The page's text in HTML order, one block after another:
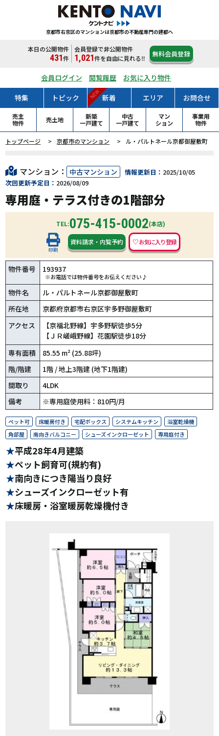
京都市右京区のマンションは京都市の不動産専門の建都へ
本日の公開物件
431件
会員登録で非公開物件
1,021件を自由に見れる‼ 無料会員登録
会員ログイン 閲覧履歴 お気に入り物件
特集 トピック 新着
NEW エリア お問合せ
売主
物件
売土地
新築
一戸建て
中古
一戸建て
マン
ション
事業用
物件
トップページ 京都市のマンション ル・パルトネール京都御屋敷町
マンション： 中古マンション 情報更新日： 2025/10/05
次回更新予定日： 2026/08/09
専用庭・テラス付きの1階部分
TEL:075-415-0002(本店)
印刷
資料請求 ・ 内覧予約
物件番号 193937
※お電話では物件番号をお伝えください♪
物件名
ル・パルトネール京都御屋敷町
所在地
京都府京都市右京区宇多野御屋敷町
アクセス
【京福北野線】宇多野駅徒歩5分
【ＪＲ嵯峨野線】花園駅徒歩18分
専有面積
85.55 m² (25.88坪)
階/階建
1階 / 地上3階建 (地下1階建)
間取り
4LDK
備考
※専用庭使用料：810円/月
ペット可 床暖房付き 宅配ボックス システムキッチン
浴室乾燥機
角部屋
南向きバルコニー シューズインクローゼット 専用庭付き
平成28年4月建築
ペット飼育可(規約有)
南向きにつき陽当り良好
シューズインクローゼット有
床暖房・浴室暖房乾燥機付き